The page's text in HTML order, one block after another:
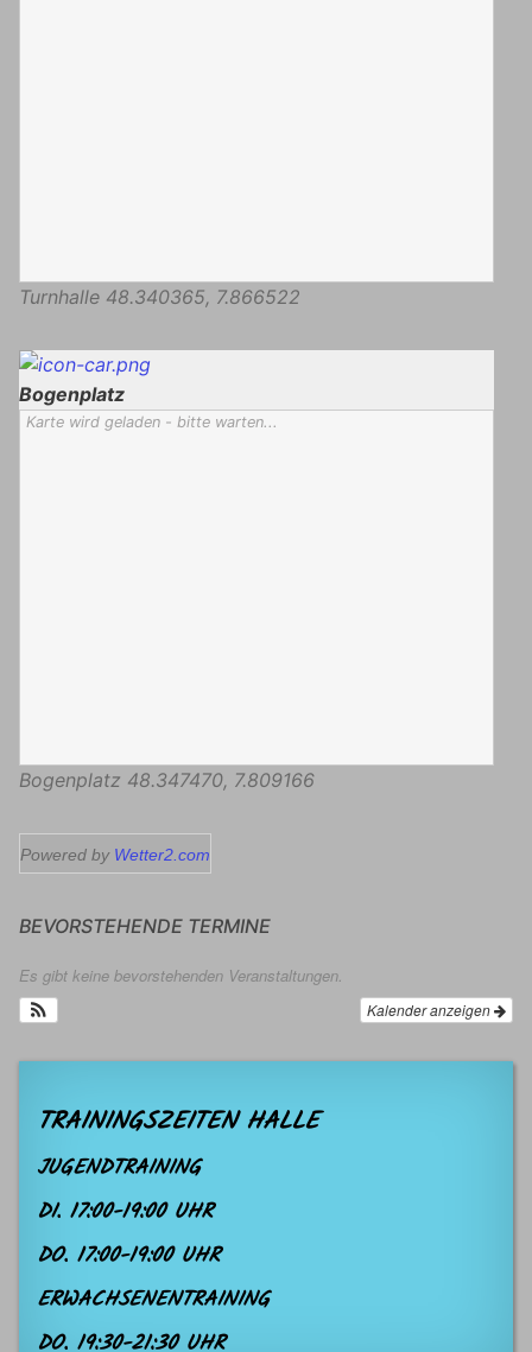
Turnhalle 48.340365, 7.866522
Bogenplatz
Karte wird geladen - bitte warten...
Bogenplatz 48.347470, 7.809166
Powered by Wetter2.com
BEVORSTEHENDE TERMINE
Es gibt keine bevorstehenden Veranstaltungen.
Kalender anzeigen
TRAININGSZEITEN HALLE
JUGENDTRAINING
DI. 17:00-19:00 UHR
DO. 17:00-19:00 UHR
ERWACHSENENTRAINING
DO. 19:30-21:30 UHR